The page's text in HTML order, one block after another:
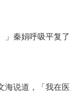
秦娟呼吸平复了
说道，「我在医